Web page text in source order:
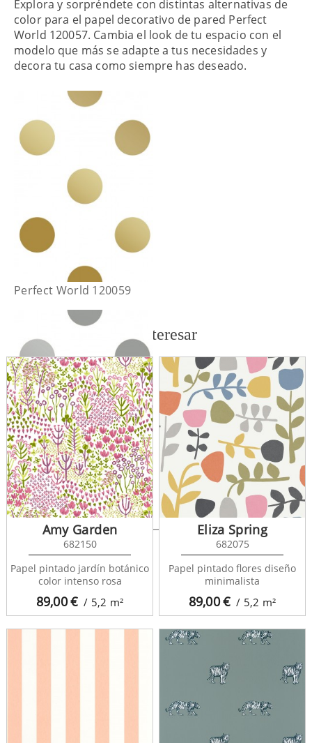
Explora y sorpréndete con distintas alternativas de
color para el papel decorativo de pared Perfect
World 120057. Cambia el look de tu espacio con el
modelo que más se adapte a tus necesidades y
decora tu casa como siempre has deseado.
Perfect World 120059
Perfect World 120081
También te puede interesar
89,00€ / 5,2 m²
Amy Garden
682150
Papel pintado jardín botánico
color intenso rosa
89,00€ / 5,2 m²
Eliza Spring
682075
Papel pintado flores diseño
minimalista